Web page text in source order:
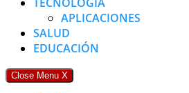
APLICACIONES
SALUD
EDUCACIÓN
Close Menu X